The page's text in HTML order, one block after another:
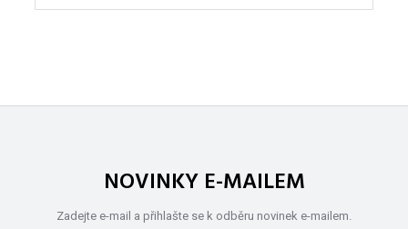
NOVINKY E-MAILEM
Zadejte e-mail a přihlašte se k odběru novinek e-mailem.